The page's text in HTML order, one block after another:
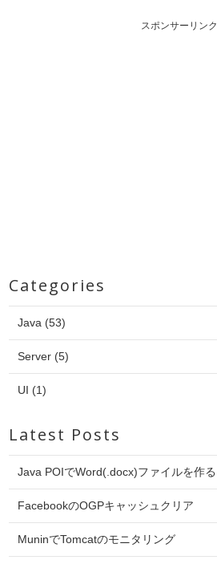
スポンサーリンク
Categories
Java (53)
Server (5)
UI (1)
Latest Posts
Java POIでWord(.docx)ファイルを作る
FacebookのOGPキャッシュクリア
MuninでTomcatのモニタリング